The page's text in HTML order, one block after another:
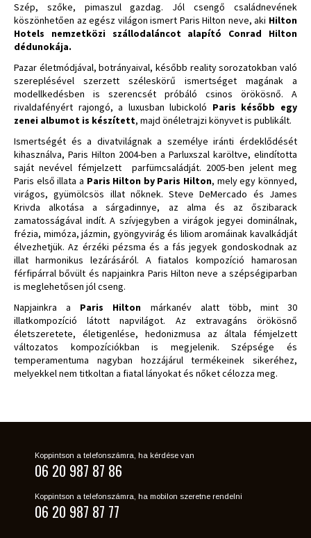
Szép, szőke, pimaszul gazdag. Jól csengő családnevének
köszönhetően az egész világon ismert Paris Hilton neve, aki Hilton
Hotels nemzetközi szállodaláncot alapító Conrad Hilton
dédunokája.
Pazar életmódjával, botrányaival, később reality sorozatokban való
szereplésével szerzett széleskörű ismertséget magának a
modellkedésben is szerencsét próbáló csinos örökösnő. A
rivaldafényért rajongó, a luxusban lubickoló Paris később egy
zenei albumot is készített, majd önéletrajzi könyvet is publikált.
Ismertségét és a divatvilágnak a személye iránti érdeklődését
kihasználva, Paris Hilton 2004-ben a Parluxszal karöltve, elindította
saját nevével fémjelzett parfümcsaládját. 2005-ben jelent meg
Paris első illata a Paris Hilton by Paris Hilton, mely egy könnyed,
virágos, gyümölcsös illat nőknek. Steve DeMercado és James
Krivda alkotása a sárgadinnye, az alma és az őszibarack
zamatosságával indít. A szívjegyben a virágok jegyei dominálnak,
frézia, mimóza, jázmin, gyöngyvirág és liliom aromáinak kavalkádját
élvezhetjük. Az érzéki pézsma és a fás jegyek gondoskodnak az
illat harmonikus lezárásáról. A fiatalos kompozíció hamarosan
férfipárral bővült és napjainkra Paris Hilton neve a szépségiparban
is meglehetősen jól cseng.
Napjainkra a Paris Hilton márkanév alatt több, mint 30
illatkompozíció látott napvilágot. Az extravagáns örökösnő
életszeretete, életigenlése, hedonizmusa az általa fémjelzett
változatos kompozíciókban is megjelenik. Szépsége és
temperamentuma nagyban hozzájárul termékeinek sikeréhez,
melyekkel nem titkoltan a fiatal lányokat és nőket célozza meg.
Koppintson a telefonszámra, ha kérdése van
06 20 987 87 86
Koppintson a telefonszámra, ha mobilon szeretne rendelni
06 20 987 87 77